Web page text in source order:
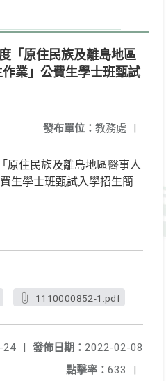
「原住民族及離島地區
業」公費生學士班甄試
發布單位： 教務處 |
原住民族及離島地區醫事人
生學士班甄試入學招生簡
1110000852-1.pdf
發佈日期： 2022-02-08
24
|
點擊率： 633 |